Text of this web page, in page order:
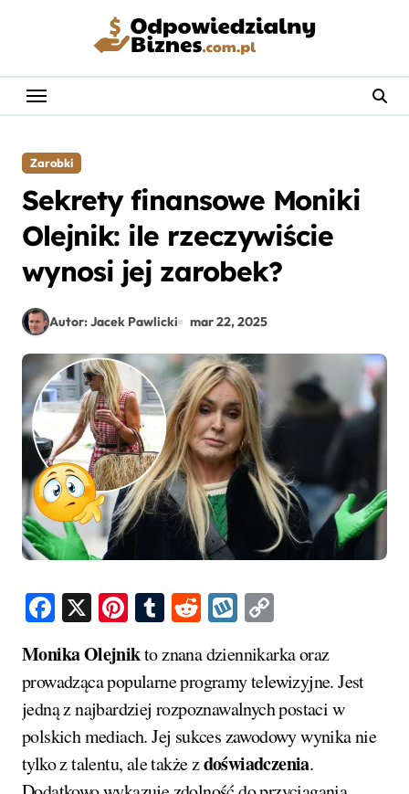
Zarobki
Sekrety finansowe Moniki
Olejnik: ile rzeczywiście
wynosi jej zarobek?
Autor: Jacek Pawlicki mar 22, 2025
Facebook
X Pinterest
Tumblr
RedditWykop
Monika Olejnikto znana dziennikarka oraz
prowadząca popularne programy telewizyjne. Jest
jedną z najbardziej rozpoznawalnych postaci w
polskich mediach. Jej sukces zawodowy wynika nie
tylko z talentu, ale także zdoświadczenia.